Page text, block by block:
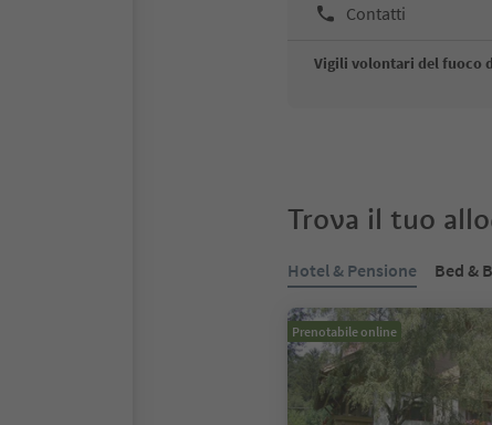
Contatti
Vigili volontari del fuoco
Trova il tuo
Hotel & Pensione Bed &
Prenotabile online